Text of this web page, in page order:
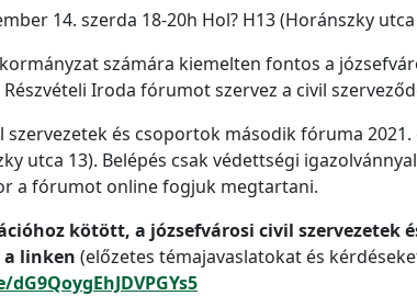
14. szerda 18-20h Hol? H13 (Horánszky
számára kiemelten fontos a
Részvételi Iroda fórumot szervez a civil
szervezetek és csoportok második fóruma
utca 13). Belépés csak védettségi
a fórumot online fogjuk megtartani.
kötött, a józsefvárosi civil szervezetek
a linken (előzetes témajavaslatokat és